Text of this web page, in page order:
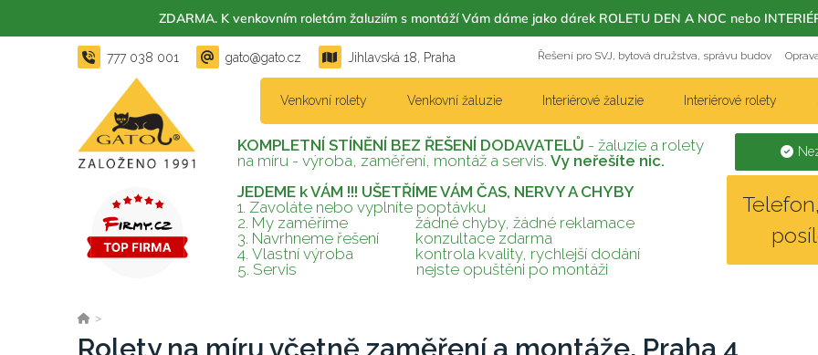
777 038 001 gato@gato.cz Jihlavská 18, Praha Řešení pro SVJ, bytová družstva, správu budov
Venkovní rolety Venkovní žaluzie Interiérové žaluzie Interiérové rolety
KOMPLETNÍ STÍNĚNÍ BEZ ŘEŠENÍ DODAVATELŮ - žaluzie a rolety
na míru - výroba, zaměření, montáž a servis. Vy neřešíte nic.
JEDEME k VÁM !!! UŠETŘÍME VÁM ČAS, NERVY A CHYBY
1. Zavoláte nebo vyplníte poptávku
2. My zaměříme
žádné chyby, žádné reklamace
3. Navrhneme řešení
konzultace zdarma
4. Vlastní výroba
kontrola kvality, rychlejší dodání
5. Servis nejste opuštěni po montáži
>
Rolety na míru včetně zaměření a montáže, Praha 4
ZDARMA. K venkovním roletám žaluziím s montáží Vám dáme jako dárek ROLETU DEN A NOC nebo